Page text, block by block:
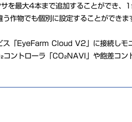
を最大4本まで追加することができ、
作物でも個別に設定することができま
ス「EyeFarm Cloud V2」に接続しモ
コントローラ「CO₂NAVI」や飽差コ